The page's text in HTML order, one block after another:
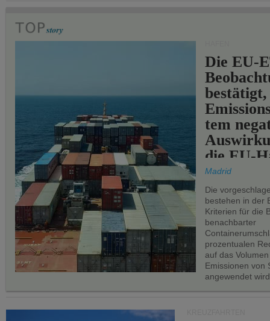
Die EU-
bestätigt,
tem
die EU-
Madrid
Die
bestehen in der
Kriterien für die
benachbarter
prozentualen
auf das
Emissionen von
angewendet